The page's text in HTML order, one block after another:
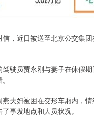
，近日被送至北京公交集
驶员贾永刚与妻子在休假
夫妇被困在变形车厢内，
事发地点和人员状况。